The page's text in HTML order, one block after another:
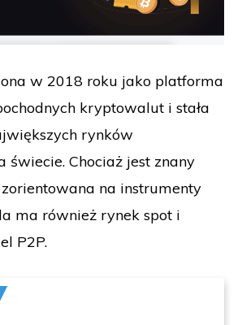
w 2018 roku jako platforma
kryptowalut i stała
rynków
świecie. Chociaż jest znany
na instrumenty
ma również rynek spot i
P2P.